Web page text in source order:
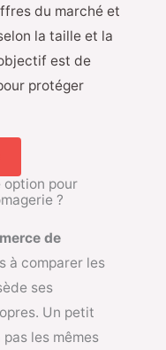
du marché et
la taille et la
est de
protéger
option pour
?
de
à comparer les
ses
Un petit
les mêmes